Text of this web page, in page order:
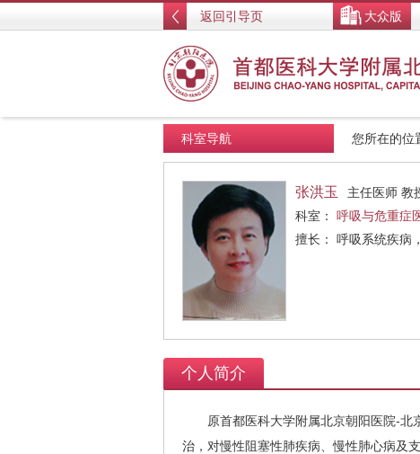
返回引导页 大众版
您所在的位
科室导航
张洪玉
主任医师 教
科室： 呼吸与危重症
擅长： 呼吸系统疾病
个人简介
原首都医科大学附属北京朝阳医院-北京
治，对慢性阻塞性肺疾病、慢性肺心病及